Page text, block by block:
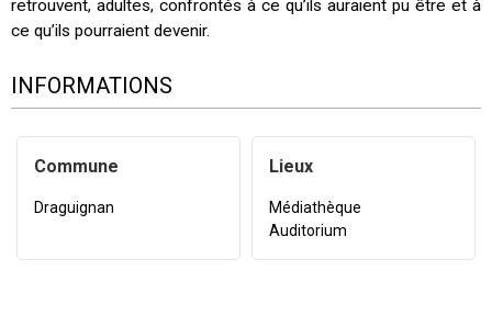
retrouvent, adultes, confrontés à ce qu’ils auraient pu être et à
ce qu’ils pourraient devenir.
INFORMATIONS
Commune
Draguignan
Lieux
Médiathèque
Auditorium